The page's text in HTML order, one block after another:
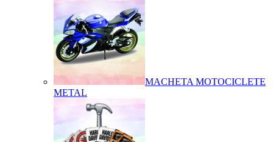
MACHETA MOTOCICLETE
METAL